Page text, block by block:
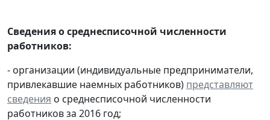
Сведения о среднесписочной численности
работников:
- организации (индивидуальные предприниматели,
привлекавшие наемных работников) представляют
сведения о среднесписочной численности
работников за 2016 год;